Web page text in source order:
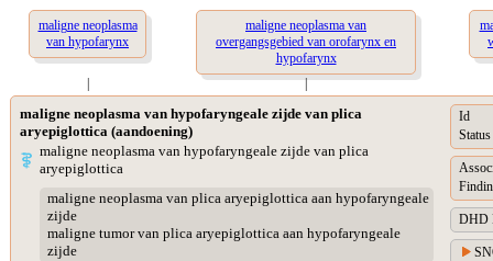
maligne neoplasma
van hypofarynx
maligne neoplasma van
overgangsgebied van orofarynx en
hypofarynx
|
maligne neoplasma van hypofaryngeale zijde van plica
aryepiglottica (aandoening)
maligne neoplasma van hypofaryngeale zijde van plica
aryepiglottica
maligne neoplasma van plica aryepiglottica aan hypofaryngeale
zijde
maligne tumor van plica aryepiglottica aan hypofaryngeale
zijde
Id
Status
DHD